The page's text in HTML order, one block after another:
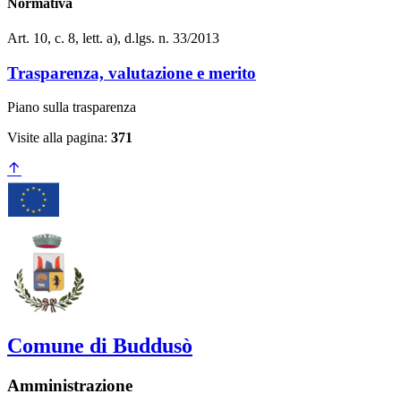
Art. 10, c. 8, lett. a), d.lgs. n. 33/2013
Trasparenza, valutazione e merito
Piano sulla trasparenza
Visite alla pagina: 371
Comune di Buddusò
Amministrazione